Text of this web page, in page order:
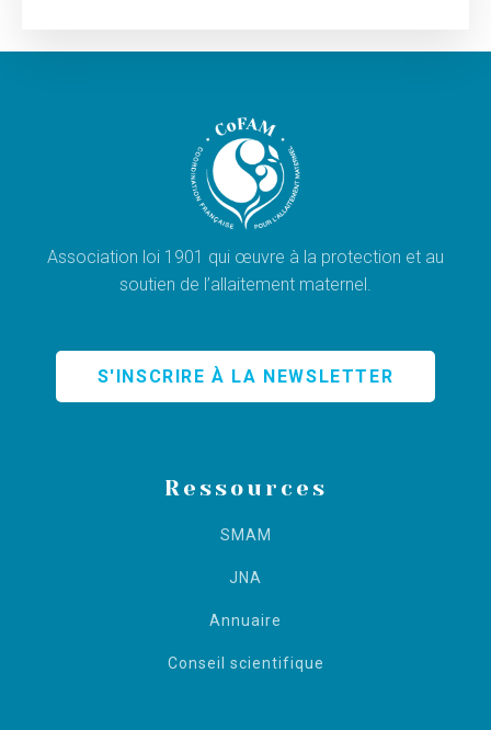
Association loi 1901 qui œuvre à la protection et au
soutien de l’allaitement maternel.
S'INSCRIRE À LA NEWSLETTER
Ressources
SMAM
JNA
Annuaire
Conseil scientifique